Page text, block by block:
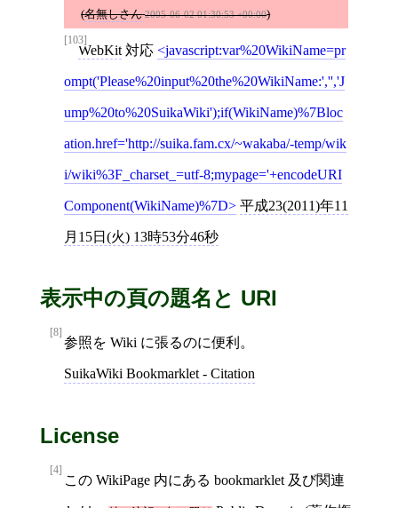
(名無しさん 2005-06-02 01:30:53 +00:00)
[103]
WebKit 対応 javascript:var%20WikiName=pr
ompt('Please%20input%20the%20WikiName:','','J
ump%20to%20SuikaWiki');if(WikiName)%7Bloc
ation.href='http://suika.fam.cx/~wakaba/-temp/wik
i/wiki%3F_charset_=utf-8;mypage='+encodeURI
Component(WikiName)%7D 平成23(2011)年11
月15日(火) 13時53分46秒
表示中の頁の題名と URI
[8]
参照を Wiki に張るのに便利。
SuikaWiki Bookmarklet - Citation
License
[4]
この WikiPage 内にある bookmarklet 及び関連